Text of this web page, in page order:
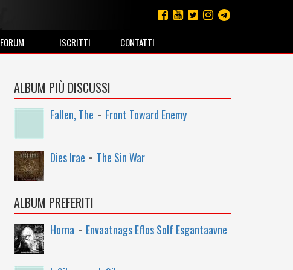
FORUM ISCRITTI CONTATTI
ALBUM PIÙ DISCUSSI
Fallen, The - Front Toward Enemy
Dies Irae - The Sin War
ALBUM PREFERITI
Horna - Envaatnags Eflos Solf Esgantaavne